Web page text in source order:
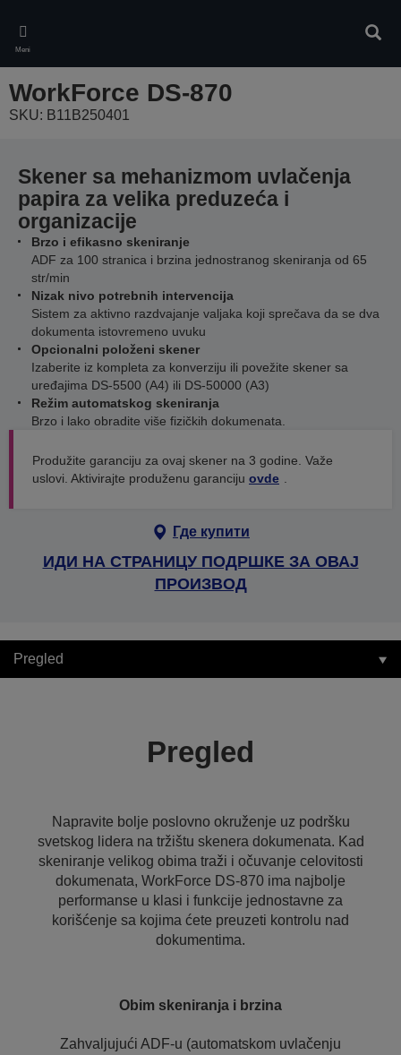
main
content
Meni
WorkForce DS-870
SKU: B11B250401
Skener sa mehanizmom uvlačenja
papira za velika preduzeća i
organizacije
Brzo i efikasno skeniranje
ADF za 100 stranica i brzina jednostranog skeniranja od 65
str/min
Nizak nivo potrebnih intervencija
Sistem za aktivno razdvajanje valjaka koji sprečava da se dva
dokumenta istovremeno uvuku
Opcionalni položeni skener
Izaberite iz kompleta za konverziju ili povežite skener sa
uređajima DS-5500 (A4) ili DS-50000 (A3)
Režim automatskog skeniranja
Brzo i lako obradite više fizičkih dokumenata.
Produžite garanciju za ovaj skener na 3 godine. Važe
uslovi. Aktivirajte produženu garanciju ovde
Где купити
ИДИ НА СТРАНИЦУ ПОДРШКЕ ЗА ОВАЈ
ПРОИЗВОД
Pregled
Pregled
Napravite bolje poslovno okruženje uz podršku
svetskog lidera na tržištu skenera dokumenata. Kad
skeniranje velikog obima traži i očuvanje celovitosti
dokumenata, WorkForce DS-870 ima najbolje
performanse u klasi i funkcije jednostavne za
korišćenje sa kojima ćete preuzeti kontrolu nad
dokumentima.
Obim skeniranja i brzina
Zahvaljujući ADF-u (automatskom uvlačenju